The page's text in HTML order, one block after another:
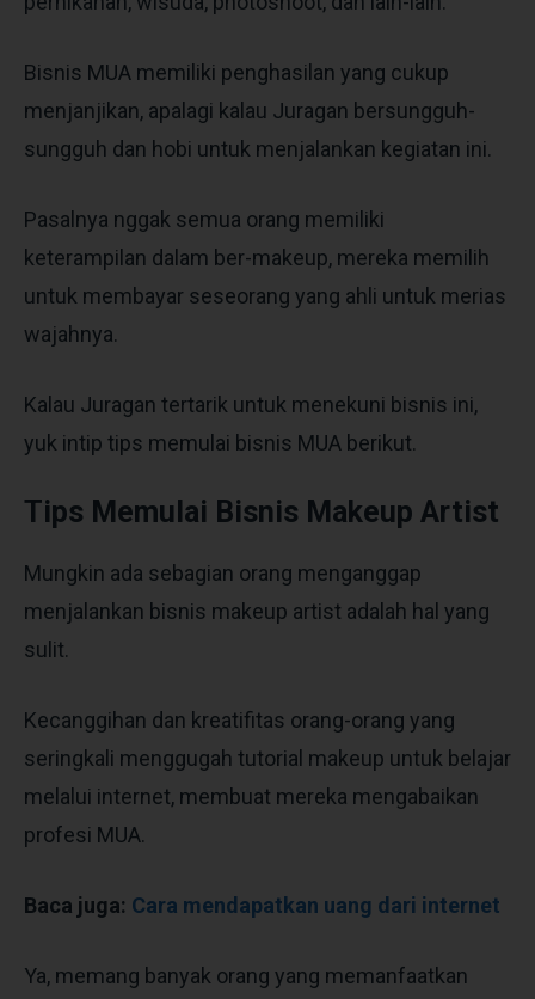
Bisnis MUA memiliki penghasilan yang cukup
menjanjikan, apalagi kalau Juragan bersungguh-
sungguh dan hobi untuk menjalankan kegiatan ini.
Pasalnya nggak semua orang memiliki
keterampilan dalam ber-makeup, mereka memilih
untuk membayar seseorang yang ahli untuk merias
wajahnya.
Kalau Juragan tertarik untuk menekuni bisnis ini,
yuk intip tips memulai bisnis MUA berikut.
Tips Memulai Bisnis Makeup Artist
Mungkin ada sebagian orang menganggap
menjalankan bisnis makeup artist adalah hal yang
sulit.
Kecanggihan dan kreatifitas orang-orang yang
seringkali menggugah tutorial makeup untuk belajar
melalui internet, membuat mereka mengabaikan
profesi MUA.
Baca juga: Cara mendapatkan uang dari internet
Ya, memang banyak orang yang memanfaatkan